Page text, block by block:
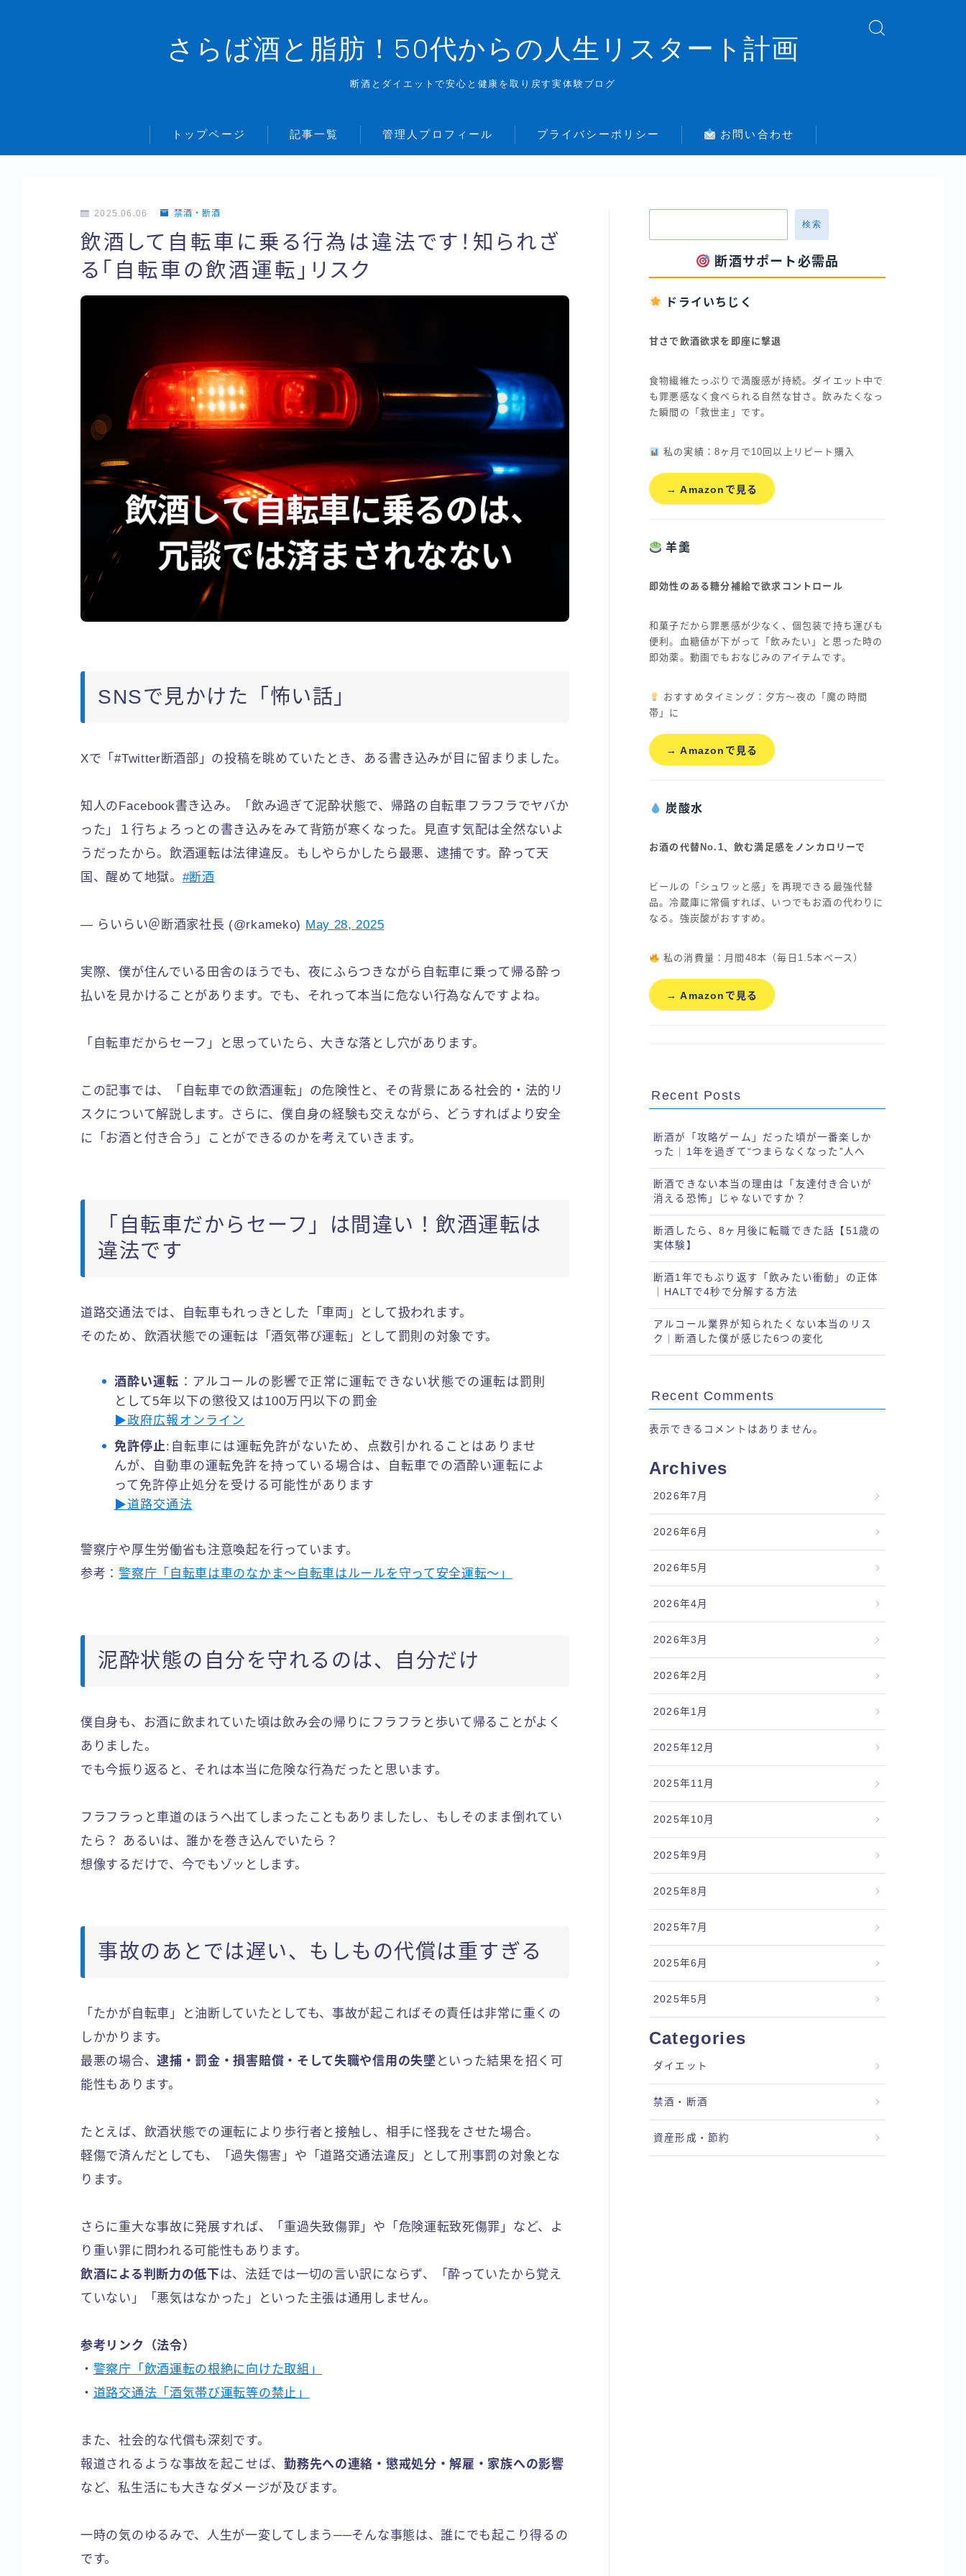
さらば酒と脂肪！50代からの人生リスタート計画
断酒とダイエットで安心と健康を取り戻す実体験ブログ
トップページ 記事一覧 管理人プロフィール プライバシーポリシー お問い合わせ
2025.06.06 禁酒・断酒
飲酒して自転車に乗る行為は違法です！知られざ
る「自転車の飲酒運転」リスク
SNSで見かけた「怖い話」
Xで「#Twitter断酒部」の投稿を眺めていたとき、ある書き込みが目に留まりました。
知人のFacebook書き込み。「飲み過ぎて泥酔状態で、帰路の自転車フラフラでヤバか
った」１行ちょろっとの書き込みをみて背筋が寒くなった。見直す気配は全然ないよ
うだったから。飲酒運転は法律違反。もしやらかしたら最悪、逮捕です。酔って天
国、醒めて地獄。 #断酒
— らいらい＠断酒家社長 (@rkameko) May 28, 2025
実際、僕が住んでいる田舎のほうでも、夜にふらつきながら自転車に乗って帰る酔っ
払いを見かけることがあります。でも、それって本当に危ない行為なんですよね。
「自転車だからセーフ」と思っていたら、大きな落とし穴があります。
この記事では、「自転車での飲酒運転」の危険性と、その背景にある社会的・法的リ
スクについて解説します。さらに、僕自身の経験も交えながら、どうすればより安全
に「お酒と付き合う」ことができるのかを考えていきます。
「自転車だからセーフ」は間違い！飲酒運転は
違法です
道路交通法では、自転車もれっきとした「車両」として扱われます。
そのため、飲酒状態での運転は「酒気帯び運転」として罰則の対象です。
酒酔い運転 ：アルコールの影響で正常に運転できない状態での運転は罰則
として5年以下の懲役又は100万円以下の罰金
▶政府広報オンライン
免許停止:自転車には運転免許がないため、点数引かれることはありませ
んが、自動車の運転免許を持っている場合は、自転車での酒酔い運転によ
って免許停止処分を受ける可能性があります
▶道路交通法
警察庁や厚生労働省も注意喚起を行っています。
参考：警察庁「自転車は車のなかま～自転車はルールを守って安全運転～」
泥酔状態の自分を守れるのは、自分だけ
僕自身も、お酒に飲まれていた頃は飲み会の帰りにフラフラと歩いて帰ることがよく
ありました。
でも今振り返ると、それは本当に危険な行為だったと思います。
フラフラっと車道のほうへ出てしまったこともありましたし、もしそのまま倒れてい
たら？ あるいは、誰かを巻き込んでいたら？
想像するだけで、今でもゾッとします。
事故のあとでは遅い、もしもの代償は重すぎる
「たかが自転車」と油断していたとしても、事故が起こればその責任は非常に重くの
しかかります。
最悪の場合、逮捕・罰金・損害賠償・そして失職や信用の失墜 といった結果を招く可
能性もあります。
たとえば、飲酒状態での運転により歩行者と接触し、相手に怪我をさせた場合。
軽傷で済んだとしても、「過失傷害」や「道路交通法違反」として刑事罰の対象とな
ります。
さらに重大な事故に発展すれば、「重過失致傷罪」や「危険運転致死傷罪」など、よ
り重い罪に問われる可能性もあります。
飲酒による判断力の低下は、法廷では一切の言い訳にならず、「酔っていたから覚え
ていない」「悪気はなかった」といった主張は通用しません。
参考リンク（法令）
・ 警察庁「飲酒運転の根絶に向けた取組」
・ 道路交通法「酒気帯び運転等の禁止」
また、社会的な代償も深刻です。
報道されるような事故を起こせば、勤務先への連絡・懲戒処分・解雇・家族への影響
など、私生活にも大きなダメージが及びます。
一時の気のゆるみで、人生が一変してしまう──そんな事態は、誰にでも起こり得るの
です。
検索
断酒サポート必需品
ドライいちじく
甘さで飲酒欲求を即座に撃退
食物繊維たっぷりで満腹感が持続。ダイエット中で
も罪悪感なく食べられる自然な甘さ。飲みたくなっ
た瞬間の「救世主」です。
私の実績：8ヶ月で10回以上リピート購入
→ Amazonで見る
羊羹
即効性のある糖分補給で欲求コントロール
和菓子だから罪悪感が少なく、個包装で持ち運びも
便利。血糖値が下がって「飲みたい」と思った時の
即効薬。動画でもおなじみのアイテムです。
おすすめタイミング：夕方〜夜の「魔の時間
帯」に
→ Amazonで見る
炭酸水
お酒の代替No.1、飲む満足感をノンカロリーで
ビールの「シュワッと感」を再現できる最強代替
品。冷蔵庫に常備すれば、いつでもお酒の代わりに
なる。強炭酸がおすすめ。
私の消費量：月間48本（毎日1.5本ペース）
→ Amazonで見る
Recent Posts
断酒が「攻略ゲーム」だった頃が一番楽しか
った｜1年を過ぎて“つまらなくなった”人へ
断酒できない本当の理由は「友達付き合いが
消える恐怖」じゃないですか？
断酒したら、8ヶ月後に転職できた話【51歳の
実体験】
断酒1年でもぶり返す「飲みたい衝動」の正体
｜HALTで4秒で分解する方法
アルコール業界が知られたくない本当のリス
ク｜断酒した僕が感じた6つの変化
Recent Comments
表示できるコメントはありません。
Archives
2026年7月
2026年6月
2026年5月
2026年4月
2026年3月
2026年2月
2026年1月
2025年12月
2025年11月
2025年10月
2025年9月
2025年8月
2025年7月
2025年6月
2025年5月
Categories
ダイエット
禁酒・断酒
資産形成・節約